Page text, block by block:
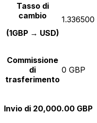
Tasso di
cambio
(1GBP → USD)
1.336500
Commissione
di
trasferimento
0 GBP
Invio di 20,000.00 GBP